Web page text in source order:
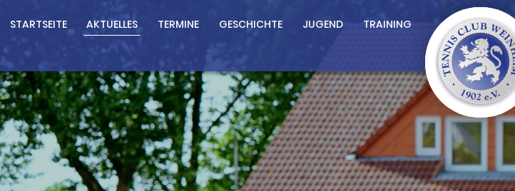
STARTSEITE AKTUELLES TERMINE GESCHICHTE JUGEND TRAINING